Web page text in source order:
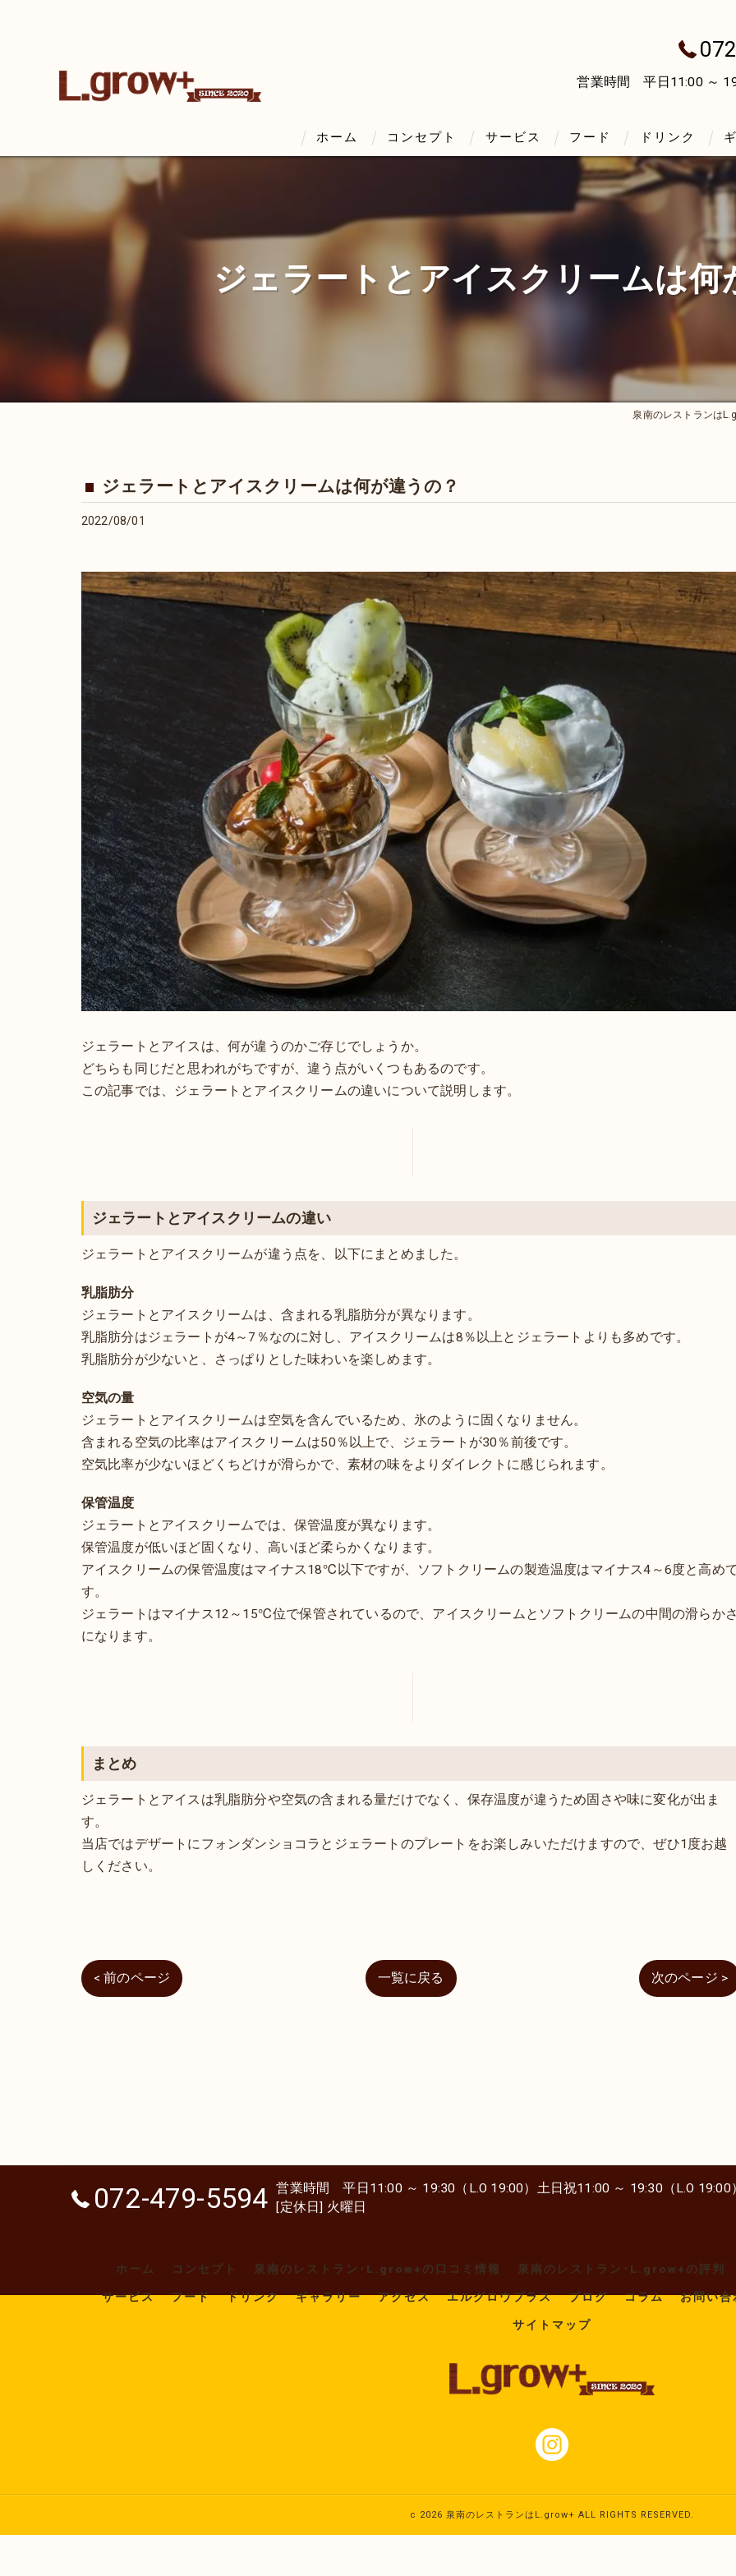
営業時間 平日11:00 ～
ホーム コンセプト
泉南のレストラン･L.grow+の口コミ情報
泉南のレストラン･L.grow+の評判
泉南のレストラン･L.grow+のお客様の声
サービス フード ドリンク
ジェラートとアイスクリームは何
泉南のレストランは
ジェラートとアイスクリームは何が違うの？
2022/08/01
ジェラートとアイスは、何が違うのかご存じでしょうか。
どちらも同じだと思われがちですが、違う点がいくつもあるのです。
この記事では、ジェラートとアイスクリームの違いについて説明します。
ジェラートとアイスクリームの違い
ジェラートとアイスクリームが違う点を、以下にまとめました。
乳脂肪分
ジェラートとアイスクリームは、含まれる乳脂肪分が異なります。
乳脂肪分はジェラートが4～7％なのに対し、アイスクリームは8％以上とジェラートよりも多めです。
乳脂肪分が少ないと、さっぱりとした味わいを楽しめます。
空気の量
ジェラートとアイスクリームは空気を含んでいるため、氷のように固くなりません。
含まれる空気の比率はアイスクリームは50％以上で、ジェラートが30％前後です。
空気比率が少ないほどくちどけが滑らかで、素材の味をよりダイレクトに感じられます。
保管温度
ジェラートとアイスクリームでは、保管温度が異なります。
保管温度が低いほど固くなり、高いほど柔らかくなります。
アイスクリームの保管温度はマイナス18℃以下ですが、ソフトクリームの製造温度はマイナス4～6度と高め
す。
ジェラートはマイナス12～15℃位で保管されているので、アイスクリームとソフトクリームの中間の滑らか
になります。
まとめ
ジェラートとアイスは乳脂肪分や空気の含まれる量だけでなく、保存温度が違うため固さや味に変化が出ま
す。
当店ではデザートにフォンダンショコラとジェラートのプレートをお楽しみいただけますので、ぜひ1度お越
しください。
< 前のページ 一覧に戻る 次のページ >
072-479-5594 営業時間 平日11:00 ～ 19:30（L.O 19:00）土日祝11:00 ～ 19:30（L.O 19:00
[定休日] 火曜日
ホーム コンセプト 泉南のレストラン･L.grow+の口コミ情報 泉南のレストラン･L.grow+の評判
サービス フード ドリンク ギャラリー アクセス エルグロウプラス ブログ コラム お問い合
サイトマップ
c 2026 泉南のレストランはL.grow+ ALL RIGHTS RESERVED.